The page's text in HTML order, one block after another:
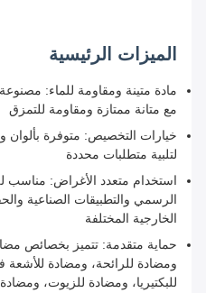
الميزات الرئيسية
مع متانة ممتازة ومقاومة للتمزق
خيارات التخصيص: متوفرة
لتلبية متطلبات محددة
استخدام متعدد الأغراض: مناسب
الرسمي والتطبيقات الصناعية
الخارجية المختلفة
حماية متقدمة: تتميز بخصائص
ومضادة للرائحة، ومضادة للأشعة
للبكتيريا، ومضادة للزيوت، ومضادة